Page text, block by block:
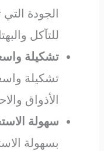
الجودة
للتآكل
تشكيلة
تشكيلة
الأذواق
سهولة
بسهولة